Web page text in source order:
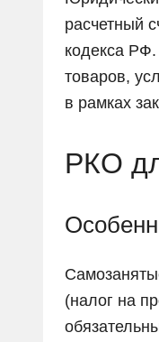
расчетный
кодекса
товаров,
в рамках
РКО
(налог на